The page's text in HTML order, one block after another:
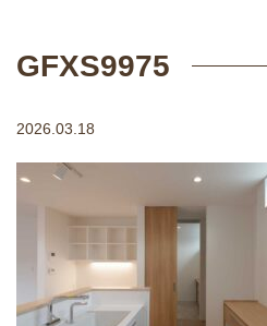
GFXS9975
2026.03.18